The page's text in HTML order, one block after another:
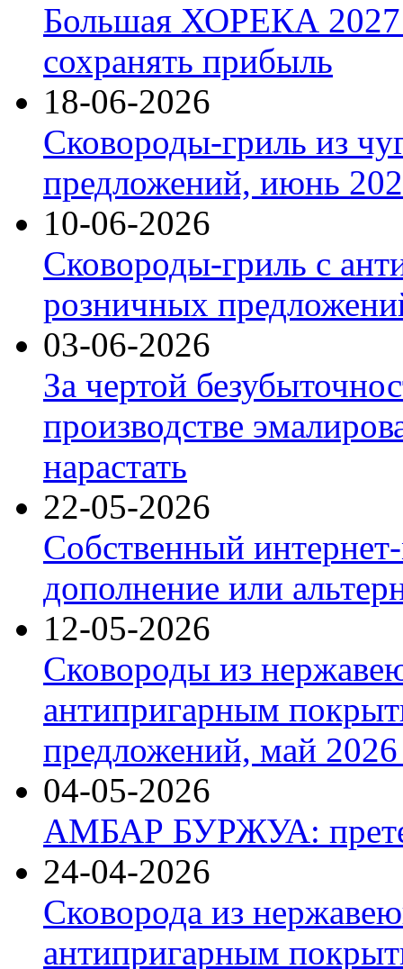
Большая ХОРЕКА 2027:
сохранять прибыль
18-06-2026
Сковороды-гриль из
предложений, июнь
10-06-2026
Сковороды-гриль с
розничных
03-06-2026
За чертой
производстве
нарастать
22-05-2026
Собственный
дополнение или
12-05-2026
Сковороды из
антипригарным
предложений, май 2026
04-05-2026
АМБАР БУРЖУА:
24-04-2026
Сковорода из
антипригарным